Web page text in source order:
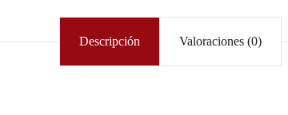
Descripción Valoraciones (0)